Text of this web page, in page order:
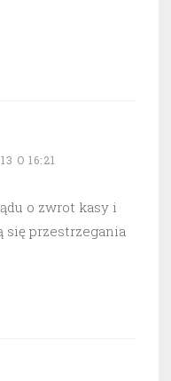
O 16:21
o zwrot kasy i
się przestrzegania